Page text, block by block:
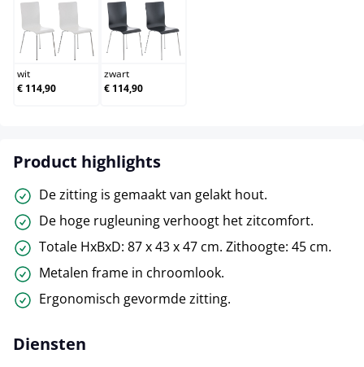
wit
wit
€ 114,90
zwart
zwart
€ 114,90
Product highlights
De zitting is gemaakt van gelakt hout.
De hoge rugleuning verhoogt het zitcomfort.
Totale HxBxD: 87 x 43 x 47 cm. Zithoogte: 45 cm.
Metalen frame in chroomlook.
Ergonomisch gevormde zitting.
Diensten